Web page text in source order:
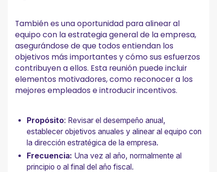
También es una oportunidad para alinear al
equipo con la estrategia general de la empresa,
asegurándose de que todos entiendan los
objetivos más importantes y cómo sus esfuerzos
contribuyen a ellos. Esta reunión puede incluir
elementos motivadores, como reconocer a los
mejores empleados e introducir incentivos.
Propósito: Revisar el desempeño anual,
establecer objetivos anuales y alinear al equipo con
la dirección estratégica de la empresa.
Frecuencia: Una vez al año, normalmente al
principio o al final del año fiscal.